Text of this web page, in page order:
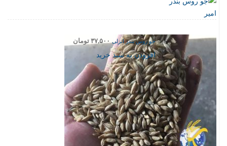
جو روس بندر انزلی ۳۷,۵۰۰ تومان
افزودن به سبد خرید